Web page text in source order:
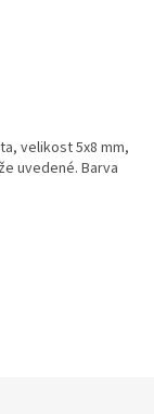
velikost 5x8 mm,
uvedené. Barva